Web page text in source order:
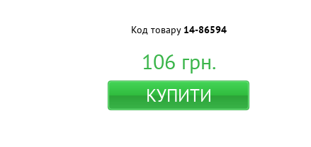
Код товару 14-86594
106 грн.
КУПИТИ